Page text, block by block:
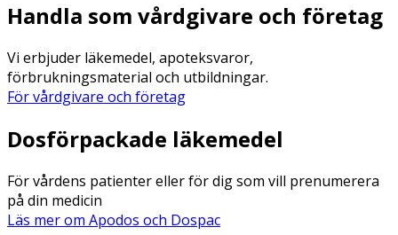
Handla som vårdgivare och företag
Vi erbjuder läkemedel, apoteksvaror,
förbrukningsmaterial och utbildningar.
För vårdgivare och företag
Dosförpackade läkemedel
För vårdens patienter eller för dig som vill prenumerera
på din medicin
Läs mer om Apodos och Dospac